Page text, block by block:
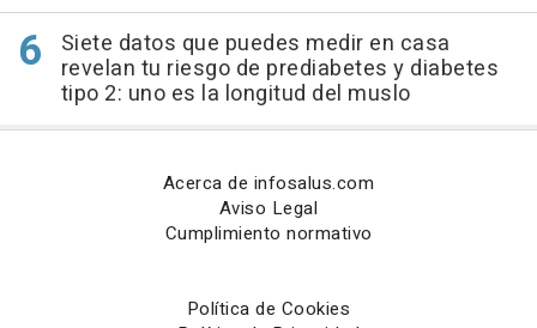
Siete datos que puedes medir en casa
revelan tu riesgo de prediabetes y diabetes
tipo 2: uno es la longitud del muslo
Acerca de infosalus.com
Aviso Legal
Cumplimiento normativo
Política de Cookies